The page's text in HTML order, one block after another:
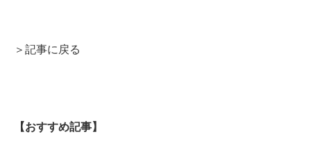
＞記事に戻る
【おすすめ記事】